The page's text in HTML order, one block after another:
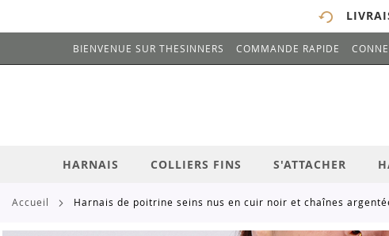
ALLEZ
BIENVENUE SUR THESINNERS COMMANDE RAPIDE
# ENTREZ AU MOINS 3 CARACTÈRES POUR LANCER
HARNAIS COLLIERS FINS S'ATTACHER
accueil harnais de poitrine seins nus en cuir noir et chaînes